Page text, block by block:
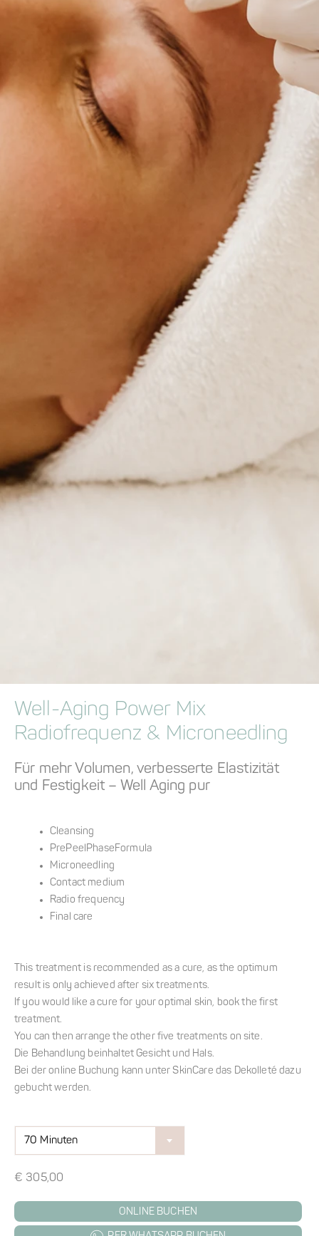
Well-Aging Power Mix
Radiofrequenz & Microneedling
Für mehr Volumen, verbesserte Elastizität
und Festigkeit – Well Aging pur
Cleansing
PrePeelPhaseFormula
Microneedling
Contact medium
Radio frequency
Final care
This treatment is recommended as a cure, as the optimum
result is only achieved after six treatments.
If you would like a cure for your optimal skin, book the first
treatment.
You can then arrange the other five treatments on site.
Die Behandlung beinhaltet Gesicht und Hals.
Bei der online Buchung kann unter SkinCare das Dekolleté dazu
gebucht werden.
70 Minuten
€ 305,00
ONLINE BUCHEN